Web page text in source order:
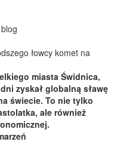
łowcy komet na
miasta Świdnica,
zyskał globalną sławę
świecie. To nie tylko
ale również